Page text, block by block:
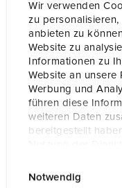
Wir verwenden
zu
anbieten zu
Website zu
Informationen zu
Website an unsere
Werbung und
führen diese
weiteren Daten
bereitgestellt
Notwendig
Datacontactdozen
Aansluiting /
voedingskabel
Beschermingsgraad
Gewicht